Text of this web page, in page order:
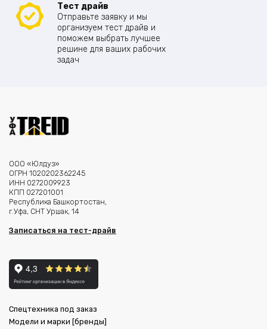
Тест драйв
Отправьте заявку и мы
организуем тест драйв и
поможем выбрать лучшее
решине для ваших рабочих
задач
ООО «Юлдуз»
ОГРН 1020202362245
ИНН 0272009923
КПП 027201001
Республика Башкортостан,
г.Уфа, СНТ Уршак, 14
Записаться на тест-драйв
Спецтехника под заказ
Модели и марки [бренды]